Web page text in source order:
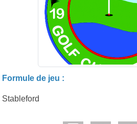
Formule de jeu :
Stableford